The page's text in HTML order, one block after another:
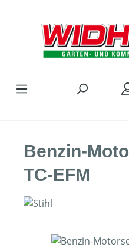
Benzin-
TC-EFM
Bildergalerie überspringen